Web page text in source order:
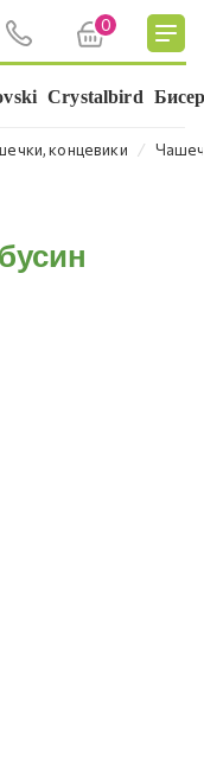
0
Crystalbird
концевики ⁄